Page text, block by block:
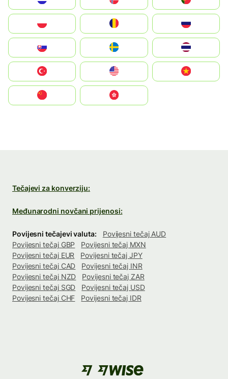
United States
中國香港特別行政區
Tečajevi za konverziju:
Međunarodni novčani prijenosi:
Povijesni tečajevi valuta:
Povijesni tečaj AUD
Povijesni tečaj GBP
Povijesni tečaj MXN
Povijesni tečaj EUR
Povijesni tečaj JPY
Povijesni tečaj CAD
Povijesni tečaj INR
Povijesni tečaj NZD
Povijesni tečaj ZAR
Povijesni tečaj SGD
Povijesni tečaj USD
Povijesni tečaj CHF
Povijesni tečaj IDR